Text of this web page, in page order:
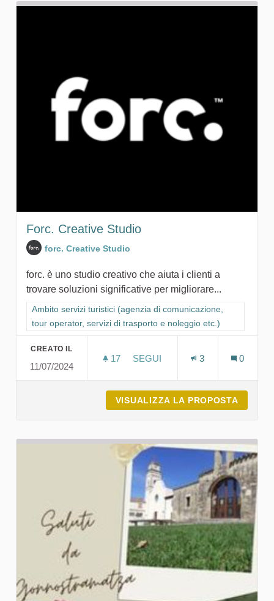
Forc. Creative Studio
forc. Creative Studio
forc. è uno studio creativo che aiuta i clienti a
trovare soluzioni significative per migliorare...
Filtra i risultati per categoria: Ambito servizi turistici (agenzia
Ambito servizi turistici (agenzia di comunicazione,
tour operator, servizi di trasporto e noleggio etc.)
CREATO IL
11/07/2024
17 17 SOSTENITORI
SEGUI
3 0
VISUALIZZA LA PROPOSTA